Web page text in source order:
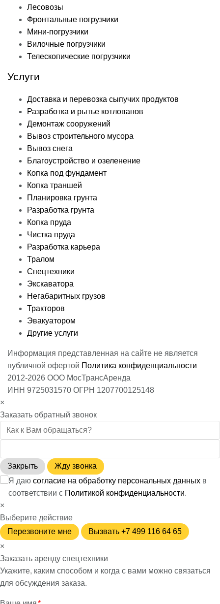
Лесовозы
Фронтальные погрузчики
Мини-погрузчики
Вилочные погрузчики
Телескопические погрузчики
Услуги
Доставка и перевозка сыпучих продуктов
Разработка и рытье котлованов
Демонтаж сооружений
Вывоз строительного мусора
Вывоз снега
Благоустройство и озеленение
Копка под фундамент
Копка траншей
Планировка грунта
Разработка грунта
Копка пруда
Чистка пруда
Разработка карьера
Тралом
Спецтехники
Экскаватора
Негабаритных грузов
Тракторов
Эвакуатором
Другие услуги
Информация представленная на сайте не является
публичной офертой Политика конфиденциальности
2012-2026 ООО МосТрансАренда
ИНН 9725031570 ОГРН 1207700125148
×
Заказать обратный звонок
Закрыть
Жду звонка
Я даю согласие на обработку персональных данных в
соответствии с Политикой конфиденциальности.
×
Выберите действие
Перезвоните мне
Вызвать +7 499 116 64 65
×
Заказать аренду спецтехники
Укажите, каким способом и когда с вами можно связаться
для обсуждения заказа.